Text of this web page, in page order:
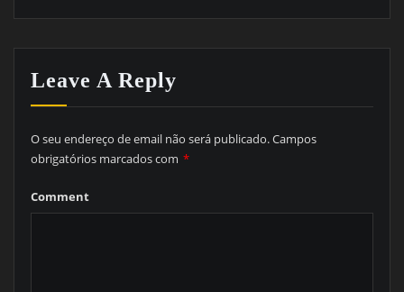
Leave A Reply
O seu endereço de email não será publicado.Campos
obrigatórios marcados com *
Comment